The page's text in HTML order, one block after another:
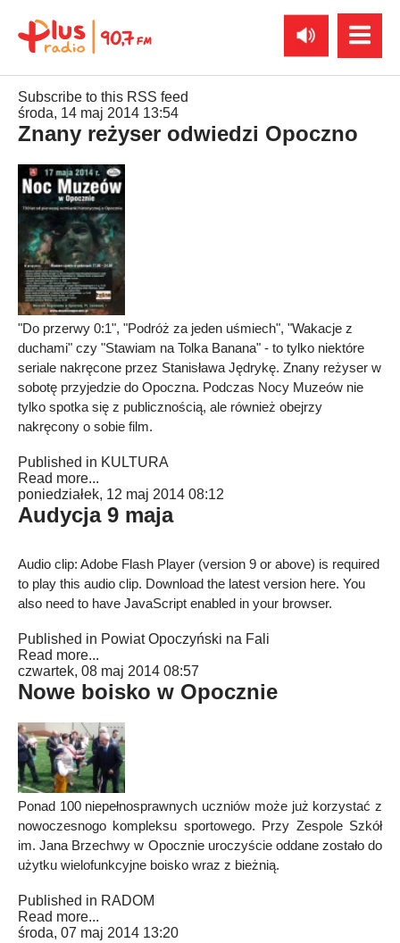
Subscribe to this RSS feed
środa, 14 maj 2014 13:54
Znany reżyser odwiedzi Opoczno
"Do przerwy 0:1", "Podróż za jeden uśmiech", "Wakacje z
duchami" czy "Stawiam na Tolka Banana" - to tylko niektóre
seriale nakręcone przez Stanisława Jędrykę. Znany reżyser w
sobotę przyjedzie do Opoczna. Podczas Nocy Muzeów nie
tylko spotka się z publicznością, ale również obejrzy
nakręcony o sobie film.
Published in KULTURA
Read more...
poniedziałek, 12 maj 2014 08:12
Audycja 9 maja
Audio clip: Adobe Flash Player (version 9 or above) is required
to play this audio clip. Download the latest version here. You
also need to have JavaScript enabled in your browser.
Published in Powiat Opoczyński na Fali
Read more...
czwartek, 08 maj 2014 08:57
Nowe boisko w Opocznie
Ponad 100 niepełnosprawnych uczniów może już korzystać z
nowoczesnogo kompleksu sportowego. Przy Zespole Szkół
im. Jana Brzechwy w Opocznie uroczyście oddane zostało do
użytku wielofunkcyjne boisko wraz z bieżnią.
Published in RADOM
Read more...
środa, 07 maj 2014 13:20